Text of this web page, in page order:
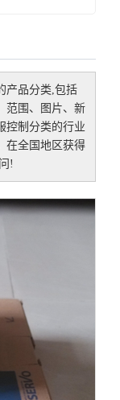
产品分类,包括
范围、图片、新
控制 分类的行业
在全国地区获得
!